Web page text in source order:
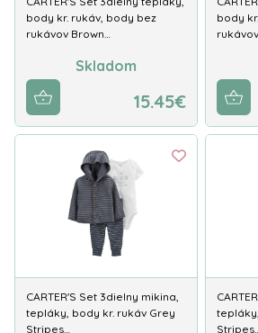
body kr. rukáv, body bez
rukávov Brown…
Skladom
15.45€
body
CARTER'S Set 3dielny mikina,
tepláky, body kr. rukáv Grey
Stripes…